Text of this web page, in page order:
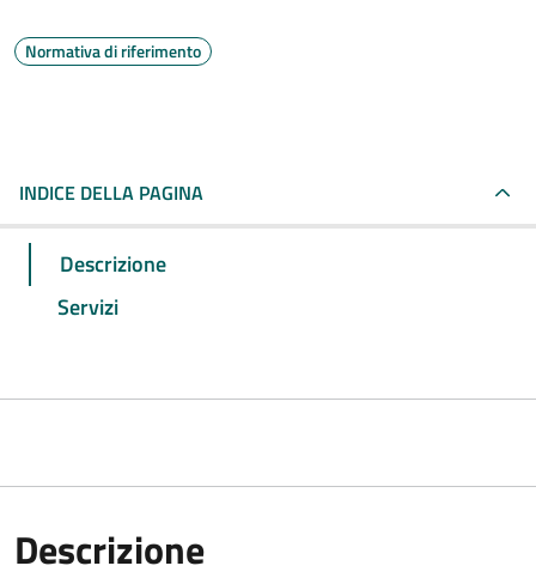
Normativa di riferimento
INDICE DELLA PAGINA
Descrizione
Servizi
Descrizione